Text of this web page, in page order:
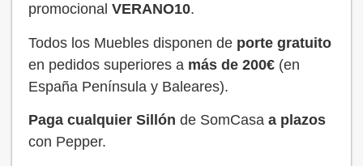
promocional VERANO10.
Todos los Muebles disponen de porte gratuito
en pedidos superiores a más de 200€ (en
España Península y Baleares).
Paga cualquier Sillón de SomCasa a plazos
con Pepper.